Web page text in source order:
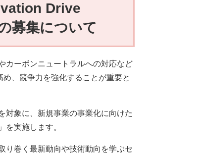
Drive
募集について
カーボンニュートラルへの対応など
、競争力を強化することが重要と
象に、新規事業の事業化に向けた
を実施します。
巻く最新動向や技術動向を学ぶセ